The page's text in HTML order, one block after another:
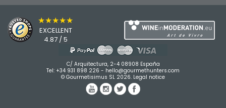
★★★★★
EXCELLENT
4.87 / 5
C/ Arquitectura, 2-4 08908 España
Tel: +34 931 898 226 - hello@gourmethunters.com
© Gourmetisimus SL 2026. Legal notice